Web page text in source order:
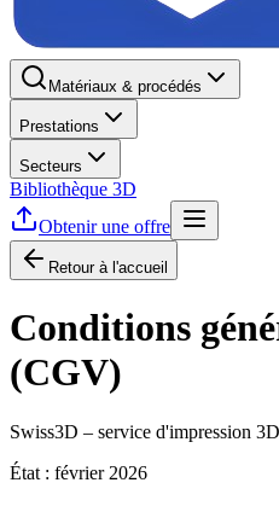
Matériaux & procédés
Prestations
Secteurs
Bibliothèque 3D
Obtenir une offre
Retour à l'accueil
Conditions
(CGV)
Swiss3D – service d'impression 3D
État : février 2026